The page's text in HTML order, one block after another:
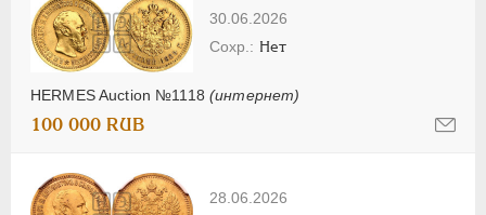
30.06.2026
HERMES Auction №1118 (интернет)
Нет
100 000 RUB
28.06.2026